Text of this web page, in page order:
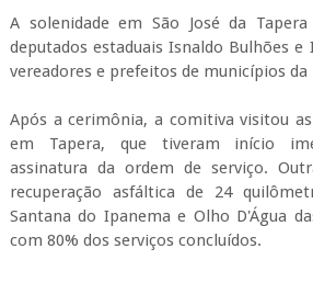
A solenidade em São José da
deputados estaduais Isnaldo Bulhões
vereadores e prefeitos de municípios da
Após a cerimônia, a comitiva visitou
em Tapera, que tiveram início
assinatura da ordem de serviço.
recuperação asfáltica de 24
Santana do Ipanema e Olho D'Água
com 80% dos serviços concluídos.